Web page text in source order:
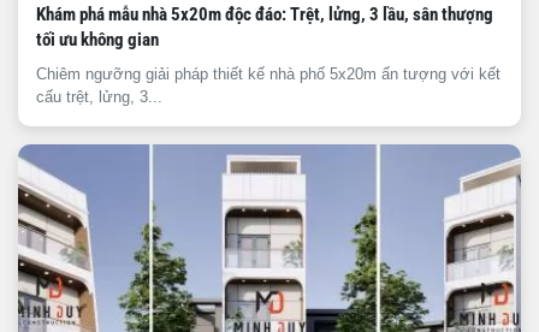
Khám phá mẫu nhà 5x20m độc đáo: Trệt, lửng, 3 lầu, sân thượng
tối ưu không gian
Chiêm ngưỡng giải pháp thiết kế nhà phố 5x20m ấn tượng với kết
cấu trệt, lửng, 3...